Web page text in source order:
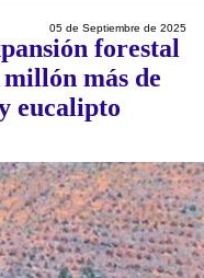
05 de Septiembre de 2025
forestal
más de
eucalipto